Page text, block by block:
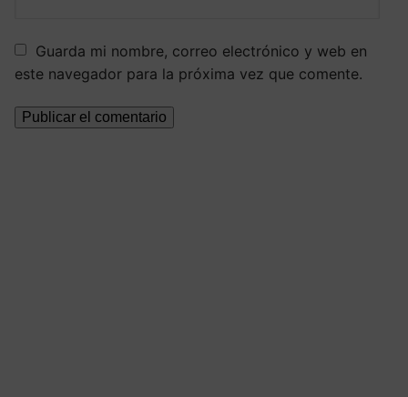
Guarda mi nombre, correo electrónico y web en
este navegador para la próxima vez que comente.